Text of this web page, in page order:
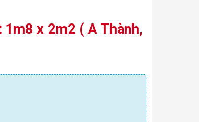
x 2m2 ( A Thành,